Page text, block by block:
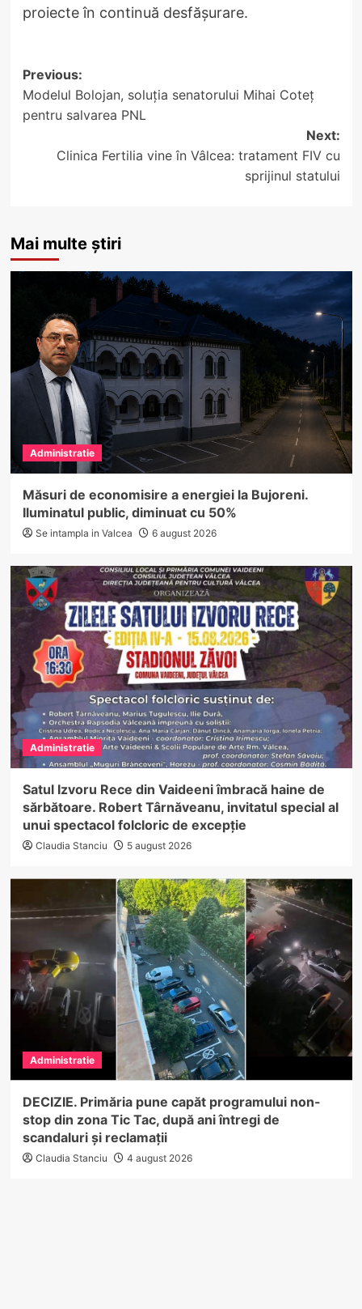
proiecte în continuă desfășurare.
Post
navigation
Previous:
Modelul Bolojan, soluția senatorului Mihai Coteț
pentru salvarea PNL
Next:
Clinica Fertilia vine în Vâlcea: tratament FIV cu
sprijinul statului
Mai multe știri
Administratie
Măsuri de economisire a energiei la Bujoreni.
Iluminatul public, diminuat cu 50%
Se intampla in Valcea 6 august 2026
Administratie
Satul Izvoru Rece din Vaideeni îmbracă haine de
sărbătoare. Robert Târnăveanu, invitatul special al
unui spectacol folcloric de excepție
Claudia Stanciu 5 august 2026
Administratie
DECIZIE. Primăria pune capăt programului non-
stop din zona Tic Tac, după ani întregi de
scandaluri și reclamații
Claudia Stanciu 4 august 2026